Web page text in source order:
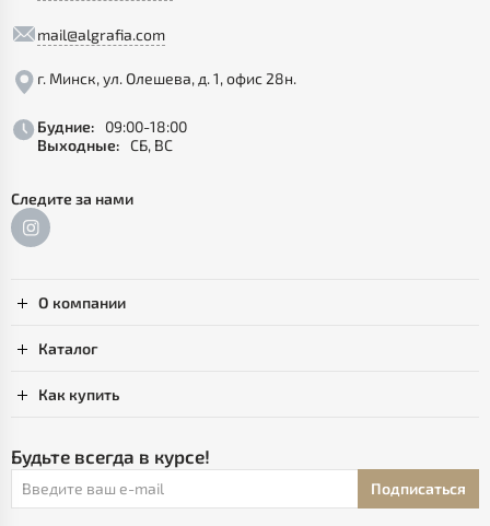
mail@algrafia.com
г. Минск, ул. Олешева, д. 1, офис 28н.
Будние:
09:00-18:00
Выходные: СБ, ВС
Следите за нами
О компании
Каталог
Как купить
Будьте всегда в курсе!
Подписаться